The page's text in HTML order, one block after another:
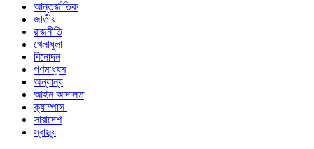
আন্তর্জাতিক
জাতীয়
রাজনীতি
খেলাধুলা
বিনোদন
গণমাধ্যম
অন্যান্য
আইন আদালত
ক্যাম্পাস
সারাদেশ
স্বাস্থ্য